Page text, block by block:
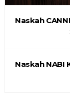
Naskah
Naskah NABI